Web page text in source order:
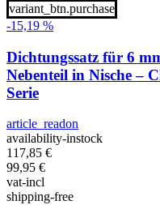
variant_btn.purchase
-15,19 %
Dichtungssatz für 6
Nebenteil in Nische –
Serie
article_readon
availability-instock
117,85 €
99,95 €
vat-incl
shipping-free